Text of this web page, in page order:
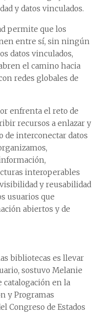
y datos vinculados.
permite que los
entre sí, sin ningún
datos vinculados,
el camino hacia
redes globales de
enfrenta el reto de
recursos a enlazar y
de interconectar datos
interoperables
y reusabilidad
usuarios que
abiertos y de
bibliotecas es llevar
sostuvo Melanie
catalogación en la
y Programas
Congreso de Estados